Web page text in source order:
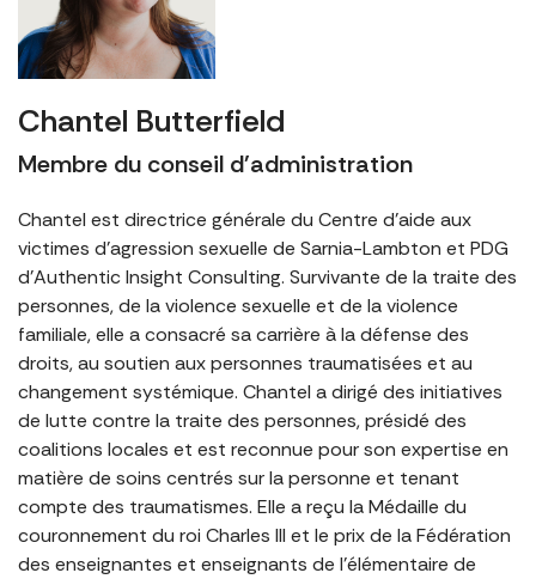
Chantel Butterfield
Membre du conseil d'administration
Chantel est directrice générale du Centre d’aide aux
victimes d’agression sexuelle de Sarnia-Lambton et PDG
d’Authentic Insight Consulting. Survivante de la traite des
personnes, de la violence sexuelle et de la violence
familiale, elle a consacré sa carrière à la défense des
droits, au soutien aux personnes traumatisées et au
changement systémique. Chantel a dirigé des initiatives
de lutte contre la traite des personnes, présidé des
coalitions locales et est reconnue pour son expertise en
matière de soins centrés sur la personne et tenant
compte des traumatismes. Elle a reçu la Médaille du
couronnement du roi Charles III et le prix de la Fédération
des enseignantes et enseignants de l’élémentaire de